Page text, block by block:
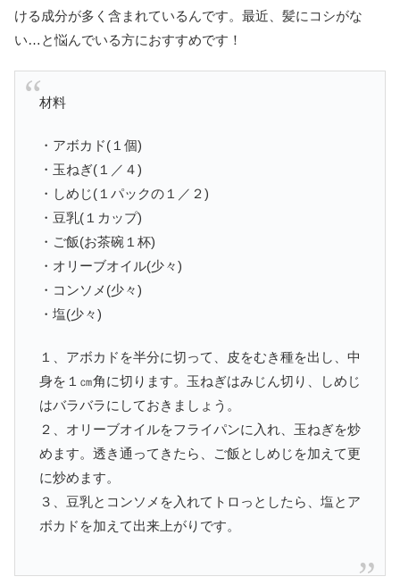
ける成分が多く含まれているんです。最近、髪にコシがな
い…と悩んでいる方におすすめです！
材料
・アボカド(１個)
・玉ねぎ(１／４)
・しめじ(１パックの１／２)
・豆乳(１カップ)
・ご飯(お茶碗１杯)
・オリーブオイル(少々)
・コンソメ(少々)
・塩(少々)
１、アボカドを半分に切って、皮をむき種を出し、中
身を１㎝角に切ります。玉ねぎはみじん切り、しめじ
はバラバラにしておきましょう。
２、オリーブオイルをフライパンに入れ、玉ねぎを炒
めます。透き通ってきたら、ご飯としめじを加えて更
に炒めます。
３、豆乳とコンソメを入れてトロっとしたら、塩とア
ボカドを加えて出来上がりです。